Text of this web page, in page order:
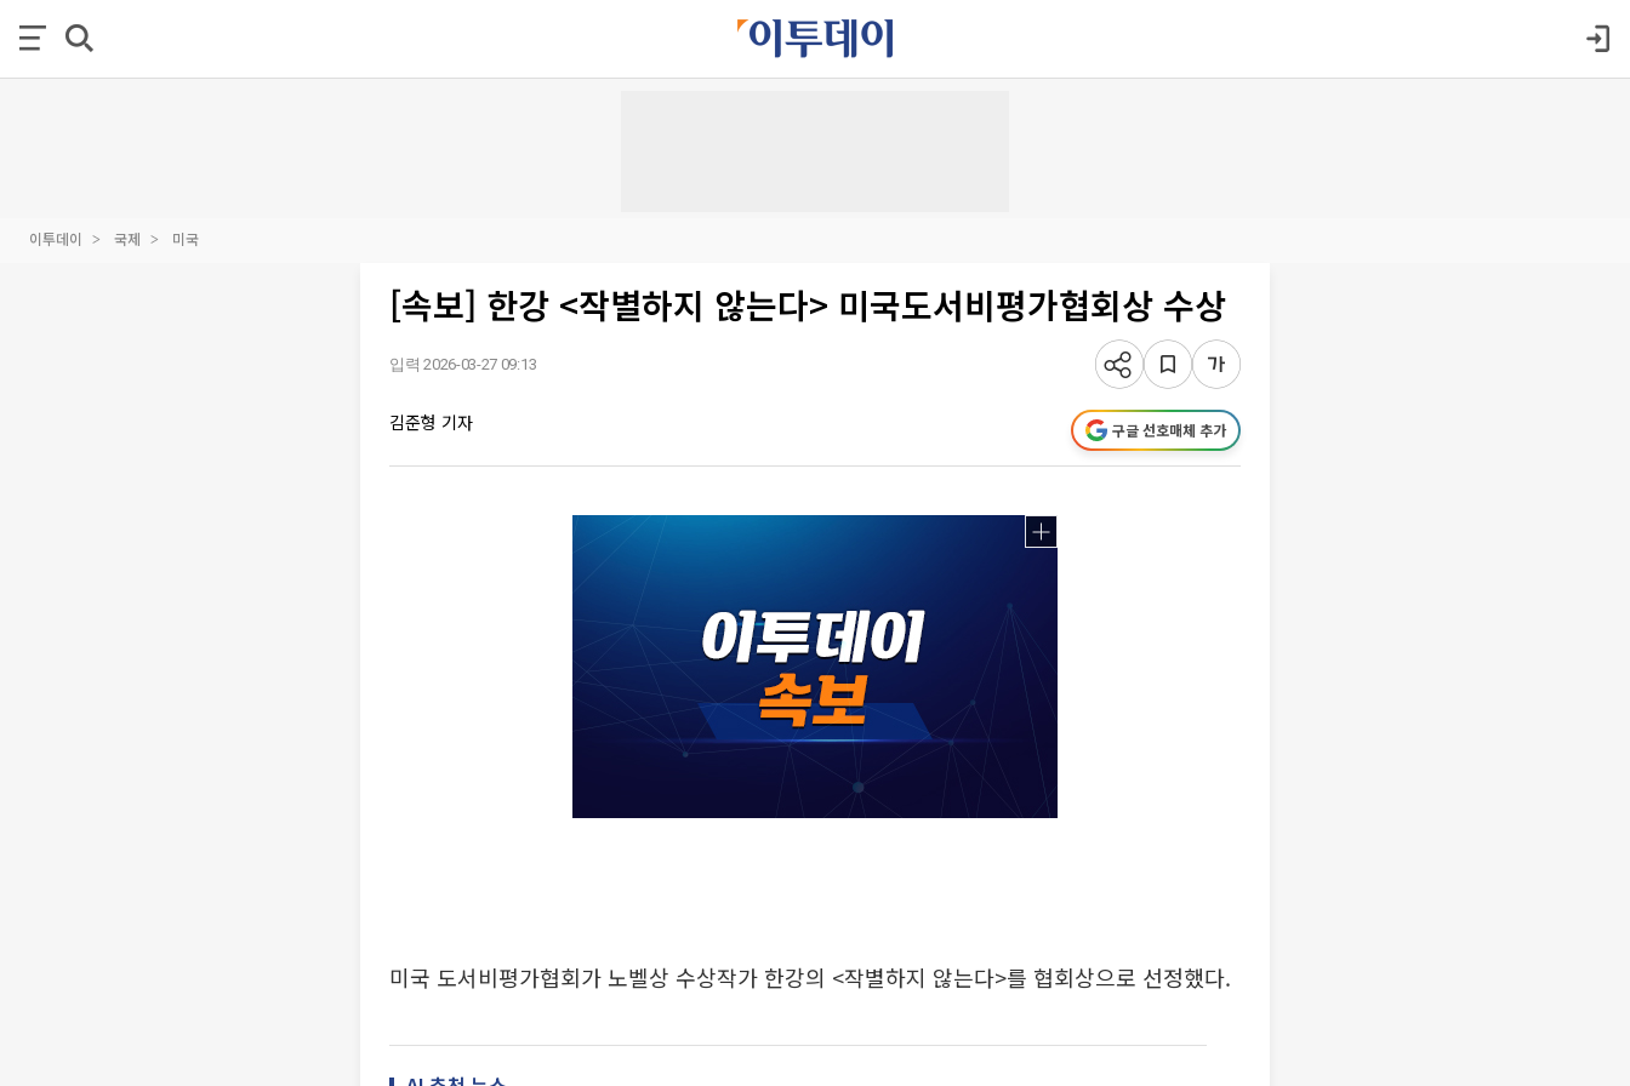
이투데이 국제 미국
[속보] 한강 <작별하지 않는다> 미국도서비평가협회상 수상
입력 2026-03-27 09:13
김준형 기자 구글 선호매체 추가
미국 도서비평가협회가 노벨상 수상작가 한강의 <작별하지 않는다>를 협회상으로 선정했다.